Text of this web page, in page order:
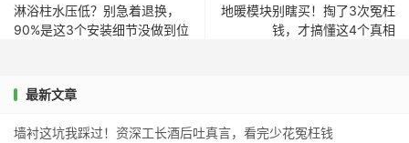
淋浴柱水压低？别急着退换，
90%是这3个安装细节没做到位
地暖模块别瞎买！掏了3次冤枉
钱，才搞懂这4个真相
最新文章
墙衬这坑我踩过！资深工长酒后吐真言，看完少花冤枉钱